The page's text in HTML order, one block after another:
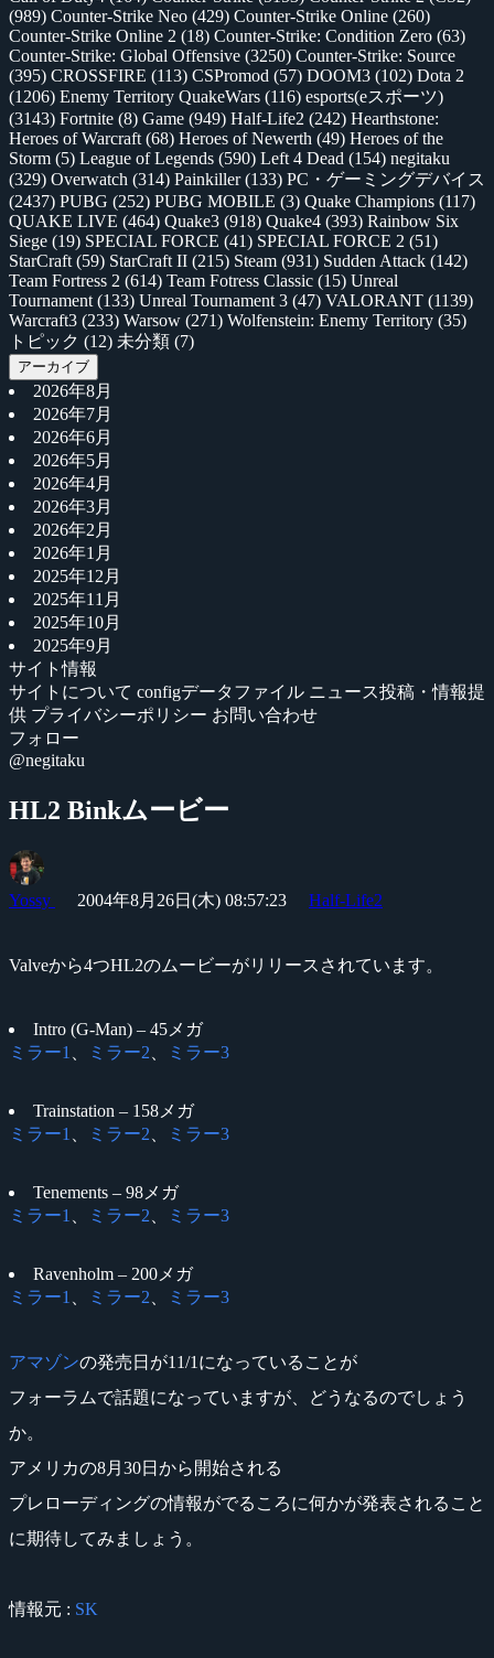
(989) Counter-Strike Neo (429) Counter-Strike Online (260)
Counter-Strike Online 2 (18) Counter-Strike: Condition Zero (63)
Counter-Strike: Global Offensive (3250) Counter-Strike: Source
(395) CROSSFIRE (113) CSPromod (57) DOOM3 (102) Dota 2
(1206) Enemy Territory QuakeWars (116) esports(eスポーツ)
(3143) Fortnite (8) Game (949) Half-Life2 (242) Hearthstone:
Heroes of Warcraft (68) Heroes of Newerth (49) Heroes of the
Storm (5) League of Legends (590) Left 4 Dead (154) negitaku
(329) Overwatch (314) Painkiller(133) PC・ゲーミングデバイス
(2437) PUBG (252) PUBG MOBILE (3) Quake Champions (117)
QUAKE LIVE (464) Quake3 (918) Quake4 (393) Rainbow Six
Siege (19) SPECIAL FORCE (41) SPECIAL FORCE 2 (51)
StarCraft (59) StarCraft II (215) Steam (931) Sudden Attack (142)
Team Fortress 2 (614) Team Fotress Classic (15) Unreal
Tournament (133) Unreal Tournament 3 (47) VALORANT (1139)
Warcraft3 (233) Warsow (271) Wolfenstein: Enemy Territory (35)
トピック (12) 未分類 (7)
アーカイブ
2026年8月
2026年7月
2026年6月
2026年5月
2026年4月
2026年3月
2026年2月
2026年1月
2025年12月
2025年11月
2025年10月
2025年9月
サイト情報
サイトについて configデータファイル ニュース投稿・情報提
供 プライバシーポリシー お問い合わせ
フォロー
@negitaku
HL2 Binkムービー
Yossy 2004年8月26日(木) 08:57:23 Half-Life2
Valveから4つHL2のムービーがリリースされています。
Intro (G-Man) – 45メガ
ミラー1
ミラー2 ミラー3
Trainstation – 158メガ
ミラー1
ミラー2 ミラー3
Tenements – 98メガ
ミラー1
ミラー2 ミラー3
Ravenholm – 200メガ
ミラー1
ミラー2 ミラー3
アマゾンの発売日が11/1になっていることが
フォーラムで話題になっていますが、どうなるのでしょう
か。
アメリカの8月30日から開始される
プレローディングの情報がでるころに何かが発表されること
に期待してみましょう。
情報元 : SK